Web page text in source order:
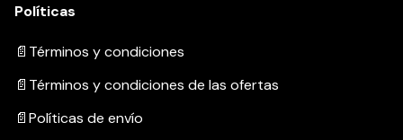
Políticas
📄Términos y condiciones
📄Términos y condiciones de las ofertas
📄Políticas de envío